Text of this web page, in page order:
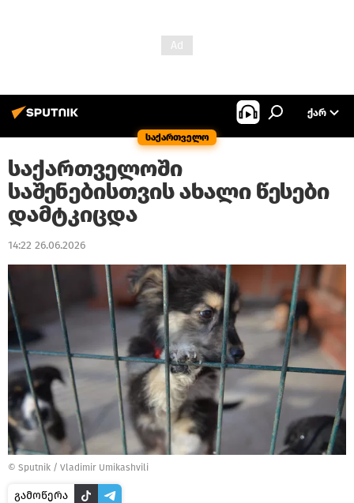
საქართველო
ᲥᲐᲠ
საქართველოში
საშენებისთვის ახალი წესები
დამტკიცდა
14:22 26.06.2026
© Sputnik / Vladimir Umikashvili
გამოწერა